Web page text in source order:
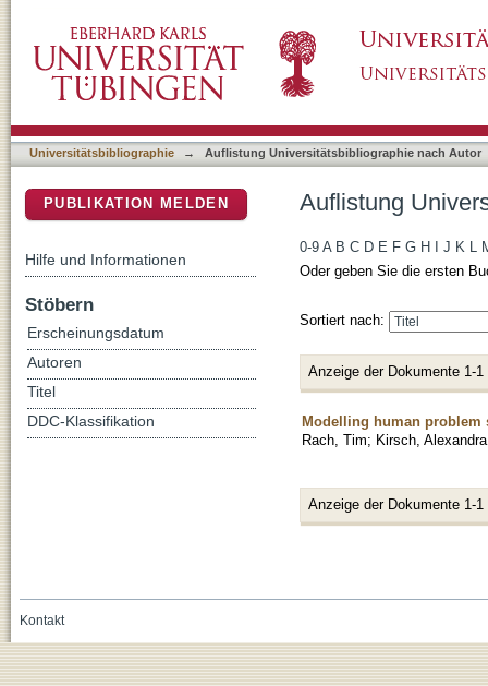
Universitätsbibliographie → Auflistung Universitätsbibliographie nach Autor
Auflistung
0-9 A B C D E F G H J K L
Oder geben Sie die ersten
Sortiert nach:
Anzeige der Dokumente 1-1
Modelling human problem
Rach, Tim; Kirsch, Alexandra
Anzeige der Dokumente 1-1
PUBLIKATION MELDEN
Hilfe und Informationen
Stöbern
Erscheinungsdatum
Autoren
Titel
DDC-Klassifikation
Kontakt